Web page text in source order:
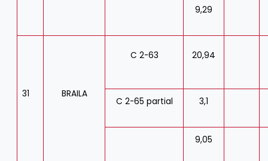
9,29
31 BRAILA
C 2-63 20,94
C 2-65 partial 3,1
9,05